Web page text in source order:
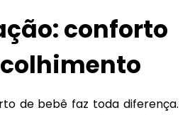
conforto
de bebê faz toda diferença.